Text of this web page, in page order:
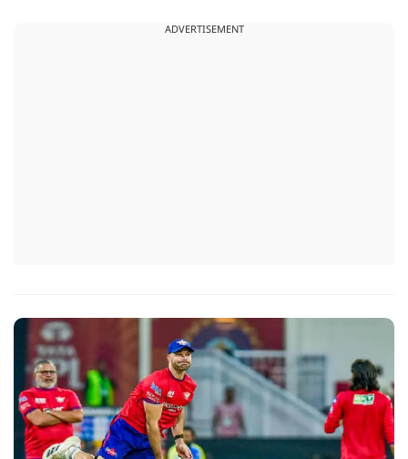
ADVERTISEMENT